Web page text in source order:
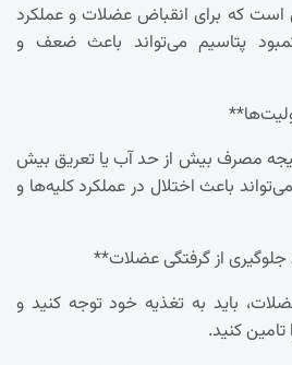
است که برای انقباض عضلات و عملکرد
پتاسیم می‌تواند باعث ضعف و
مصرف بیش از حد آب یا تعریق بیش
باعث اختلال در عملکرد کلیه‌ها و
از گرفتگی عضلات**
باید به تغذیه خود توجه کنید و
کنید.